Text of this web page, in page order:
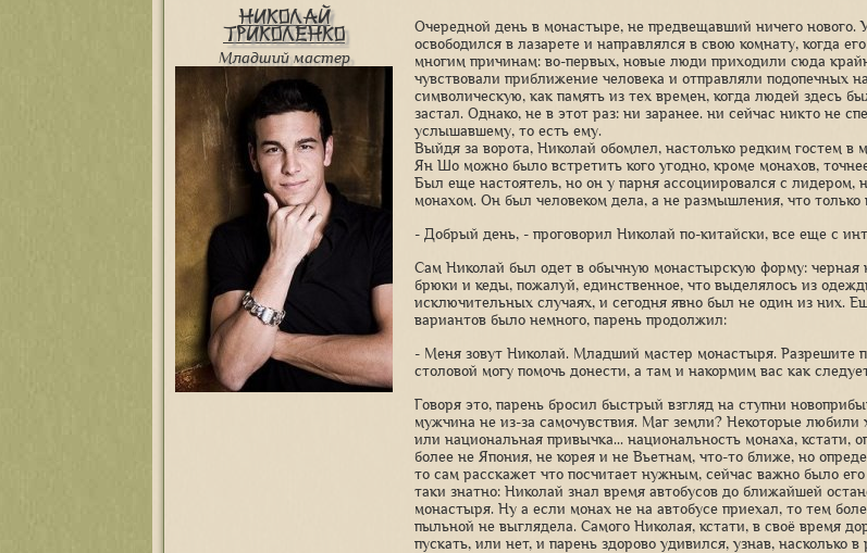
Николай
Триколенко
Младший мастер
Очередной день в монастыре, не предвещавший ничего нового.
освободился в лазарете и направлялся в свою комнату, когда
многим причинам: во-первых, новые люди приходили сюда
чувствовали приближение человека и отправляли подопечных
символическую, как память из тех времен, когда людей здесь
застал. Однако, не в этот раз: ни заранее. ни сейчас никто не
услышавшему, то есть ему.
Выйдя за ворота, Николай обомлел, настолько редким гостем
Ян Шо можно было встретить кого угодно, кроме монахов,
Был еще настоятель, но он у парня ассоциировался с лидером,
монахом. Он был человеком дела, а не размышления, что
- Добрый день, - проговорил Николай по-китайски, все еще с
Сам Николай был одет в обычную монастырскую форму:
брюки и кеды, пожалуй, единственное, что выделялось из
исключительных случаях, и сегодня явно был не один из них.
вариантов было немного, парень продолжил:
- Меня зовут Николай. Младший мастер монастыря. Разрешите
столовой могу помочь донести, а там и накормим вас как
Говоря это, парень бросил быстрый взгляд на ступни
мужчина не из-за самочувствия. Маг земли? Некоторые любили
или национальная привычка... национальность монаха, кстати,
более не Япония, не корея и не Вьетнам, что-то ближе, но
то сам расскажет что посчитает нужным, сейчас важно было
таки знатно: Николай знал время автобусов до ближайшей
монастыря. Ну а если монах не на автобусе приехал, то тем
пыльной не выглядела. Самого Николая, кстати, в своё время
пускать, или нет, и парень здорово удивился, узнав, насколько